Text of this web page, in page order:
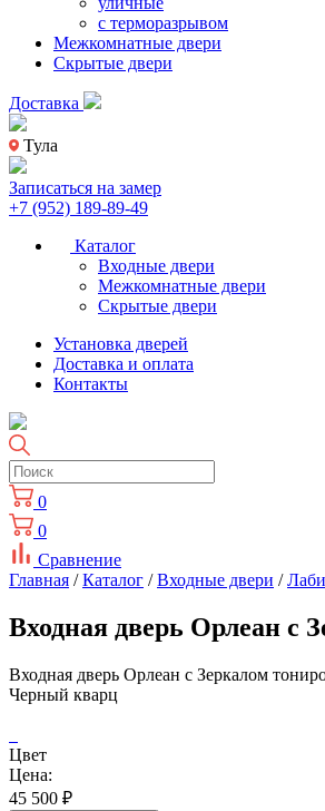
с терморазрывом
Межкомнатные двери
Скрытые двери
Доставка
Тула
Записаться на замер
+7 (952) 189-89-49
Каталог
Входные двери
Межкомнатные двери
Скрытые двери
Установка дверей
Доставка и оплата
Контакты
0
0
Сравнение
Главная /Каталог /Входные двери /
Входная дверь Орлеан
Входная дверь Орлеан с Зеркалом
Черный кварц
Цвет
Цена:
45 500 ₽